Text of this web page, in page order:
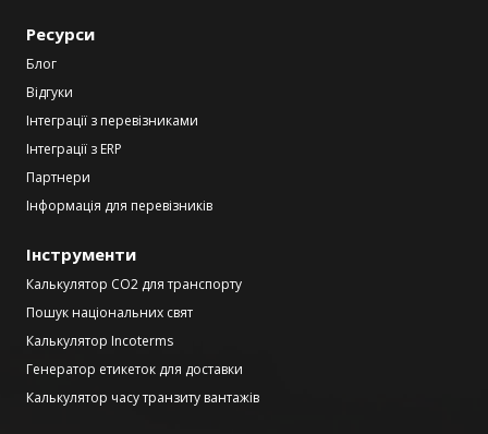
Ресурси
Блог
Відгуки
Інтеграції з перевізниками
Інтеграції з ERP
Партнери
Інформація для перевізників
Інструменти
Калькулятор CO2 для транспорту
Пошук національних свят
Калькулятор Incoterms
Генератор етикеток для доставки
Калькулятор часу транзиту вантажів